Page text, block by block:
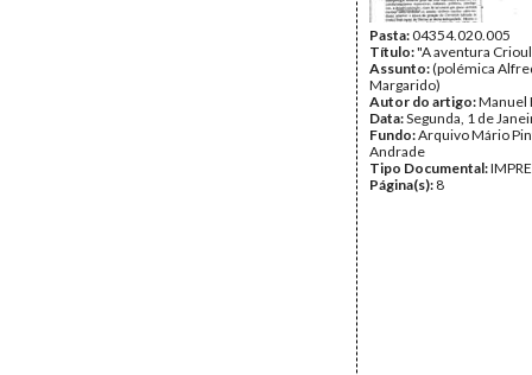
Pasta:04354.020.005
Título:"A aventura
Assunto:(polémica
Margarido)
Autor do artigo:Manuel
Data:Segunda, 1 de
Fundo:Arquivo Mário
Andrade
Tipo Documental:
Página(s): 8